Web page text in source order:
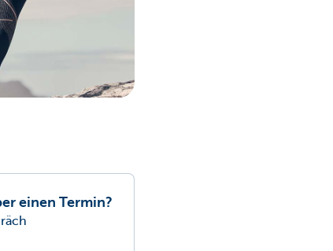
einen Termin?